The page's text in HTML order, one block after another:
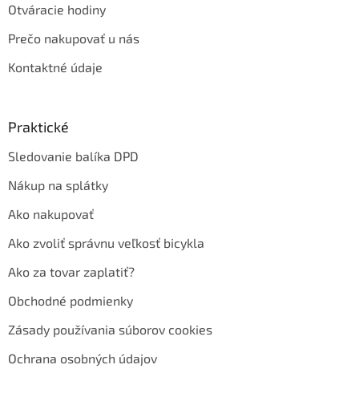
Otváracie hodiny
Prečo nakupovať u nás
Kontaktné údaje
Praktické
Sledovanie balíka DPD
Nákup na splátky
Ako nakupovať
Ako zvoliť správnu veľkosť bicykla
Ako za tovar zaplatiť?
Obchodné podmienky
Zásady používania súborov cookies
Ochrana osobných údajov